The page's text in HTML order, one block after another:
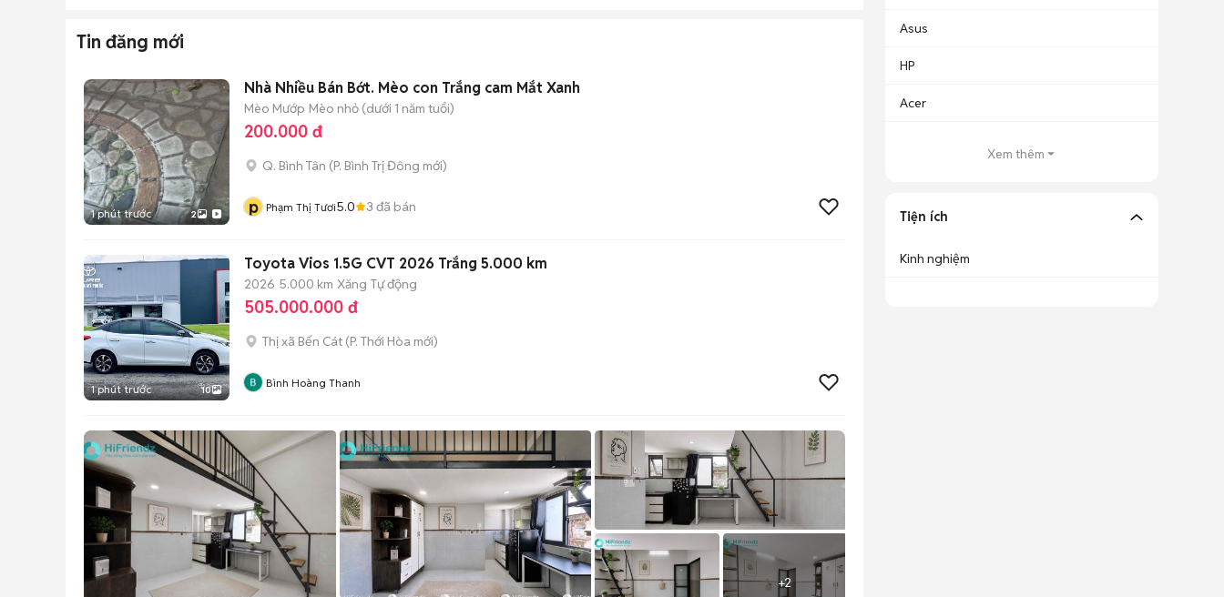
Tin đăng mới
1 phút trước 2
Nhà Nhiều Bán Bớt. Mèo con Trắng cam Mắt Xanh
Mèo Mướp Mèo nhỏ (dưới 1 năm tuổi)
200.000 đ
Q. Bình Tân (P. Bình Trị Đông mới)
p Phạm Thị Tươi5.0 3 đã bán
1 phút trước 10
Toyota Vios 1.5G CVT 2026 Trắng 5.000 km
2026 5.000 km Xăng Tự động
505.000.000 đ
Thị xã Bến Cát (P. Thới Hòa mới)
Bình Hoàng Thanh
+2
Asus
HP
Acer
Xem thêm
Tiện ích
Kinh nghiệm